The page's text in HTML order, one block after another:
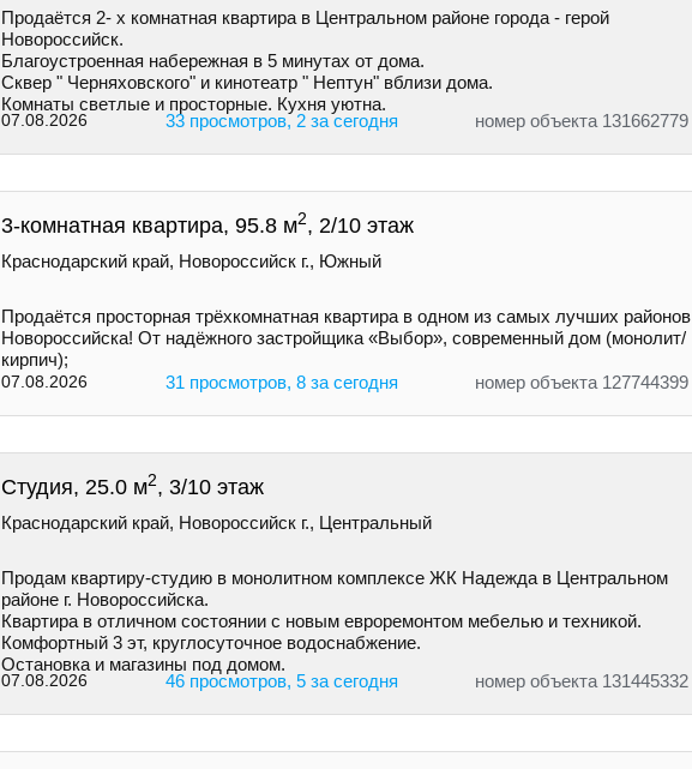
Продаётся 2- х комнатная квартира в Центральном районе города - герой
Новороссийск.
Благоустроенная набережная в 5 минутах от дома.
Сквер " Черняховского" и кинотеатр " Нептун" вблизи дома.
Комнаты светлые и просторные. Кухня уютна.
07.08.2026 33 просмотров, 2 за сегодня номер объекта 131662779
3-комнатная квартира, 95.8 м2, 2/10 этаж
Краснодарский край, Новороссийск г., Южный
Продаётся просторная трёхкомнатная квартира в одном из самых лучших районов
Новороссийска! От надёжного застройщика «Выбор», современный дом (монолит/
кирпич);
07.08.2026 31 просмотров, 8 за сегодня номер объекта 127744399
Студия, 25.0 м2, 3/10 этаж
Краснодарский край, Новороссийск г., Центральный
Продам квартиру-студию в монолитном комплексе ЖК Надежда в Центральном
районе г. Новороссийска.
Квартира в отличном состоянии с новым евроремонтом мебелью и техникой.
Комфортный 3 эт, круглосуточное водоснабжение.
Остановка и магазины под домом.
07.08.2026 46 просмотров, 5 за сегодня номер объекта 131445332